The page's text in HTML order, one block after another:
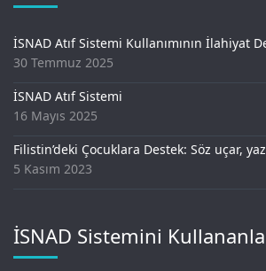
İSNAD Atıf Sistemi Kullanımının İlahiyat
30 Temmuz 2025
İSNAD Atıf Sistemi
16 Mayıs 2025
Filistin’deki Çocuklara Destek: Söz uçar,
5 Kasım 2023
İSNAD Sistemini